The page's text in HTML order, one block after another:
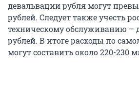
девальвации рубля могут
рублей. Следует также учесть
техническому обслуживанию –
рублей. В итоге расходы по
могут составить около 220-230